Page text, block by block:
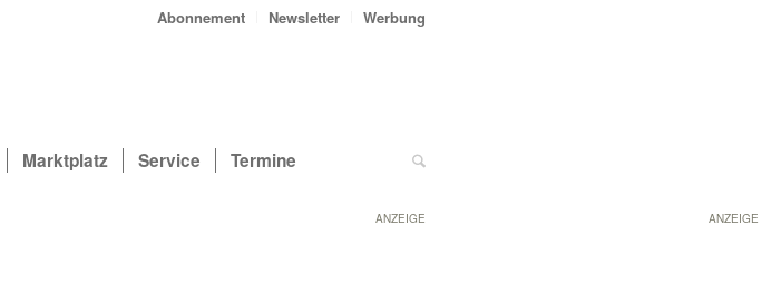
ANZEIGE
Abonnement Newsletter Werbung
Marktplatz Service Termine
ANZEIGE